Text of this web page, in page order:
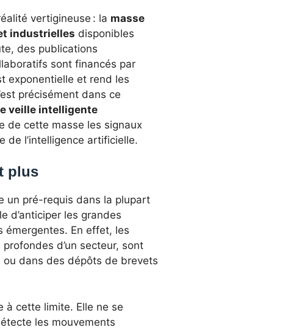
vertigineuse : la masse
industrielles disponibles
des publications
sont financés par
exponentielle et rend les
précisément dans ce
veille intelligente
de cette masse les signaux
de l’intelligence artificielle.
plus
un pré-requis dans la plupart
d’anticiper les grandes
émergentes. En effet, les
d’un secteur, sont
dans des dépôts de brevets
à cette limite. Elle ne se
les mouvements